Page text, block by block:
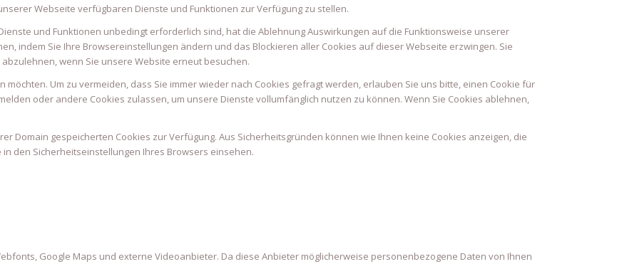
Webseite verfügbaren Dienste und Funktionen zur Verfügung zu stellen.
und Funktionen unbedingt erforderlich sind, hat die Ablehnung Auswirkungen auf die Funktionsweise unserer
indem Sie Ihre Browsereinstellungen ändern und das Blockieren aller Cookies auf dieser Webseite erzwingen. Sie
wenn Sie unsere Website erneut besuchen.
Um zu vermeiden, dass Sie immer wieder nach Cookies gefragt werden, erlauben Sie uns bitte, einen Cookie für
oder andere Cookies zulassen, um unsere Dienste vollumfänglich nutzen zu können. Wenn Sie Cookies ablehnen,
Domain gespeicherten Cookies zur Verfügung. Aus Sicherheitsgründen können wie Ihnen keine Cookies anzeigen, die
den Sicherheitseinstellungen Ihres Browsers einsehen.
Google Maps und externe Videoanbieter. Da diese Anbieter möglicherweise personenbezogene Daten von Ihnen